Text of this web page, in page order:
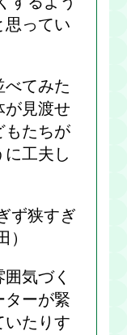
思ってい
べてみた
が見渡せ
もたちが
工夫し
ず狭すぎ
）
気づく
ターが緊
いたりす